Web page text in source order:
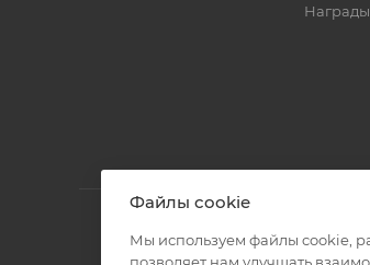
Награды
Файлы cookie
Мы используем файлы cookie,